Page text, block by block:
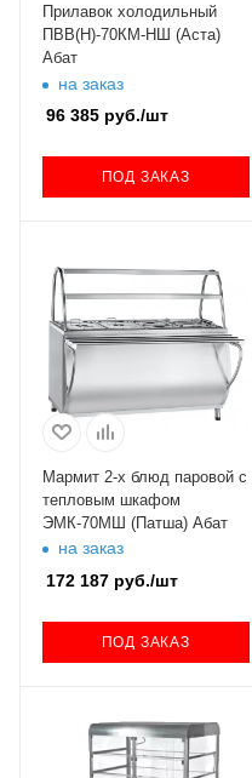
Прилавок холодильный
ПВВ(Н)-70КМ-НШ (Аста)
Абат
на заказ
96 385 руб./шт
ПОД ЗАКАЗ
Мармит 2-х блюд паровой с
тепловым шкафом
ЭМК-70МШ (Патша) Абат
на заказ
172 187 руб./шт
ПОД ЗАКАЗ